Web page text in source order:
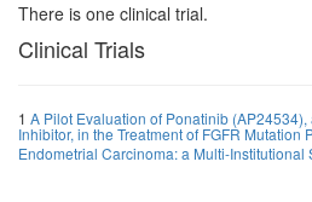
There is one clinical trial.
Clinical Trials
1 A Pilot Evaluation of Ponatinib (AP24534),
Inhibitor, in the Treatment of FGFR Mutation
Endometrial Carcinoma: a Multi-Institutional